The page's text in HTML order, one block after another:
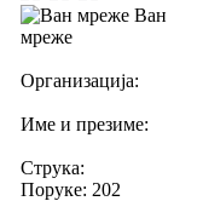
Ван
мреже
Организација:
Име и презиме:
Струка:
Поруке: 202